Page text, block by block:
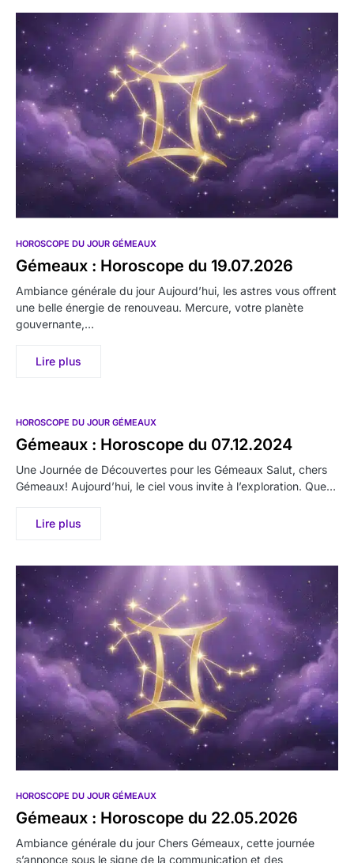
HOROSCOPE DU JOUR GÉMEAUX
Gémeaux : Horoscope du 19.07.2026
Ambiance générale du jour Aujourd’hui, les astres vous offrent
une belle énergie de renouveau. Mercure, votre planète
gouvernante,…
Lire plus
HOROSCOPE DU JOUR GÉMEAUX
Gémeaux : Horoscope du 07.12.2024
Une Journée de Découvertes pour les Gémeaux Salut, chers
Gémeaux! Aujourd’hui, le ciel vous invite à l’exploration. Que…
Lire plus
HOROSCOPE DU JOUR GÉMEAUX
Gémeaux : Horoscope du 22.05.2026
Ambiance générale du jour Chers Gémeaux, cette journée
s’annonce sous le signe de la communication et des